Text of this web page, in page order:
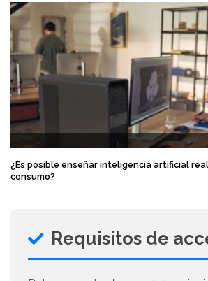
¿Es posible enseñar inteligencia artificial
consumo?
Requisitos de